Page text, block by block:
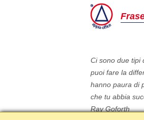
Ci sono due tipi
puoi fare la
hanno paura di
che tu abbia
Ray Goforth